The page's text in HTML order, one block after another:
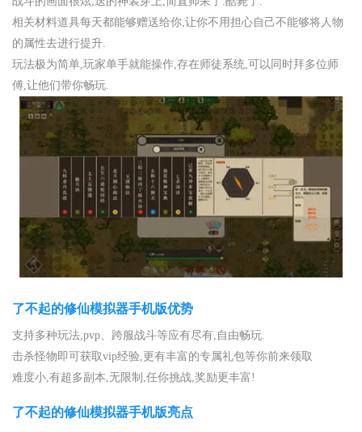
相关材料道具每天都能够赠送给你,让你不用担心自己不能够将人物
的属性去进行提升.
玩法极为简单,玩家单手就能操作,存在师徒系统,可以同时拜多位师
傅,让他们带你畅玩.
了不起的修仙模拟器手机版优势
支持多种玩法,pvp、跨服战斗等应有尽有,自由畅玩.
击杀怪物即可获取vip经验,更有丰富的专属礼包等你前来领取
难度小,有超多副本,无限制,任你挑战,奖励更丰富!
了不起的修仙模拟器手机版亮点